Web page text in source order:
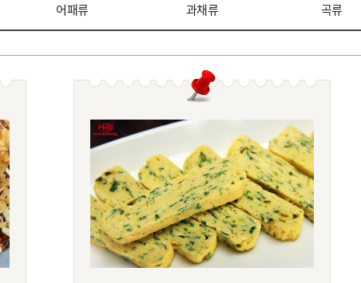
어패류 과채류 곡류